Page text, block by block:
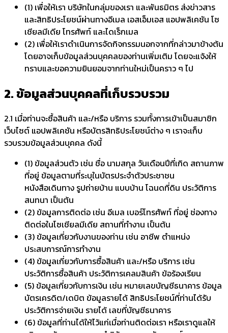
(1) เพื่อให้เรา บริษัทในกลุ่มของเรา และพันธมิตร ส่งข่าวสาร
และสิทธิประโยชน์ผ่านทางอีเมล เอสเอ็มเอส แอปพลิเคชัน โซ
เชียลมีเดีย โทรศัพท์ และไดเร็กเมล
(2) เพื่อให้เราดำเนินการจัดกิจกรรมนอกจากที่กล่าวมาข้างต้น
โดยอาจเก็บข้อมูลส่วนบุคคลของท่านเพิ่มเติม โดยจะแจ้งให้
ทราบและขอความยินยอมจากท่านใหม่เป็นคราว ๆ ไป
2. ข้อมูลส่วนบุคคลที่เก็บรวบรวม
2.1 เมื่อท่านจะซื้อสินค้า และ/หรือ บริการ รวมทั้งการเข้าเป็นสมาชิก
เว็บไซต์ แอปพลิเคชัน หรือบัตรสิทธิประโยชน์ต่าง ๆ เราจะเก็บ
รวบรวมข้อมูลส่วนบุคคล ดังนี้
(1) ข้อมูลส่วนตัว เช่น ชื่อ นามสกุล วันเดือนปีที่เกิด สถานภาพ
ที่อยู่ ข้อมูลตามที่ระบุในบัตรประจำตัวประชาชน
หนังสือเดินทาง รูปถ่ายบ้าน แบบบ้าน โฉนดที่ดิน ประวัติการ
สนทนา เป็นต้น
(2) ข้อมูลการติดต่อ เช่น อีเมล เบอร์โทรศัพท์ ที่อยู่ ช่องทาง
ติดต่อในโซเชียลมีเดีย สถานที่ทำงาน เป็นต้น
(3) ข้อมูลเกี่ยวกับงานของท่าน เช่น อาชีพ ตำแหน่ง
ประสบการณ์การทำงาน
(4) ข้อมูลเกี่ยวกับการซื้อสินค้า และ/หรือ บริการ เช่น
ประวัติการซื้อสินค้า ประวัติการเคลมสินค้า ข้อร้องเรียน
(5) ข้อมูลเกี่ยวกับการเงิน เช่น หมายเลขบัญชีธนาคาร ข้อมูล
บัตรเครดิต/เดบิต ข้อมูลรายได้ สิทธิประโยชน์ที่ท่านได้รับ
ประวัติการจ่ายเงิน รายได้ เลขที่บัญชีธนาคาร
(6) ข้อมูลที่ท่านได้ให้ไว้แก่เมื่อท่านติดต่อเรา หรือเราดูแลให้